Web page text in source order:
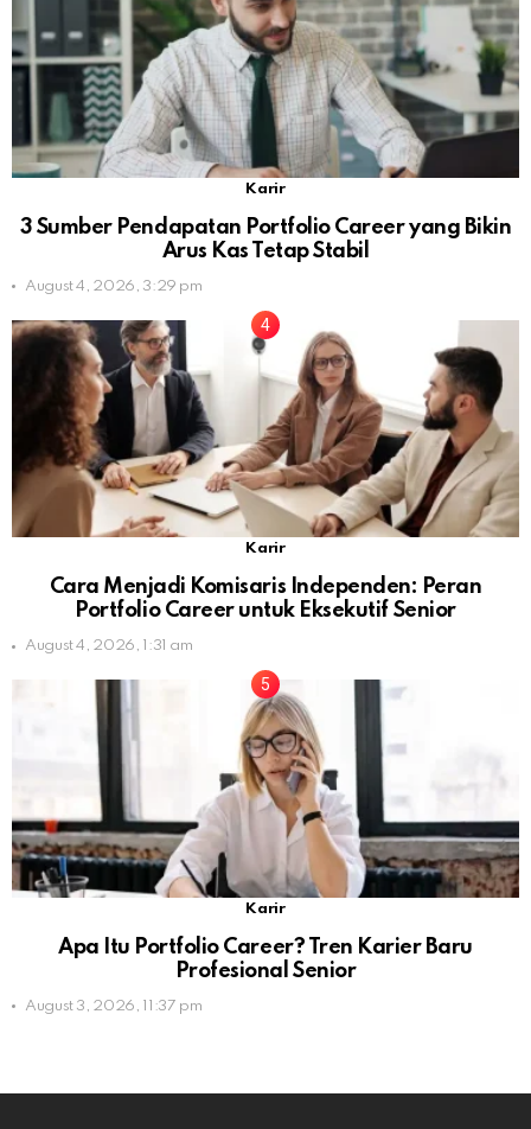
Karir
3 Sumber Pendapatan Portfolio Career yang Bikin
Arus Kas Tetap Stabil
August 4, 2026, 3:29 pm
Karir
Cara Menjadi Komisaris Independen: Peran
Portfolio Career untuk Eksekutif Senior
August 4, 2026, 1:31 am
Karir
Apa Itu Portfolio Career? Tren Karier Baru
Profesional Senior
August 3, 2026, 11:37 pm